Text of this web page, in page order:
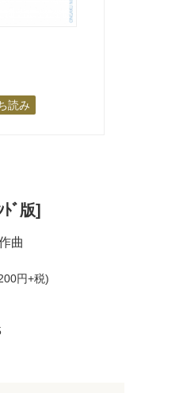
読み
ﾞ版]
曲
円+税)